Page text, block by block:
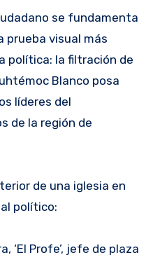
se fundamenta
prueba visual más
política: la filtración de
Blanco posa
líderes del
de la región de
de una iglesia en
político:
‘El Profe’, jefe de plaza